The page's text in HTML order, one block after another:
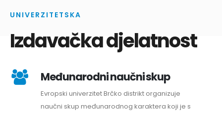
UNIVERZITETSKA
Izdavačka djelatnost
Međunarodni naučni skup
Evropski univerzitet Brčko distrikt organizuje
naučni skup međunarodnog karaktera koji je s